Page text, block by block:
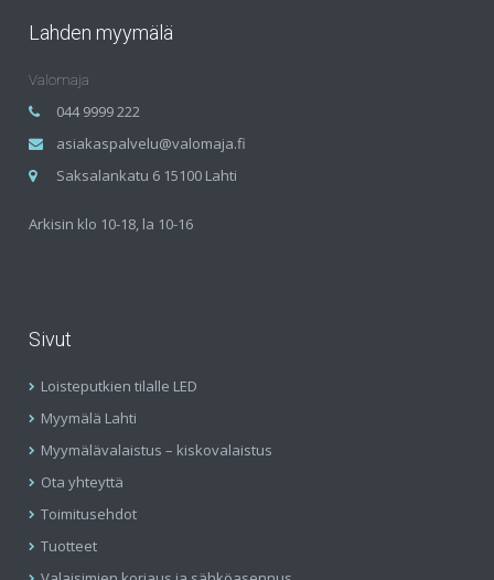
Lahden myymälä
Valomaja
044 9999 222
asiakaspalvelu@valomaja.fi
Saksalankatu 6 15100 Lahti
Arkisin klo 10-18, la 10-16
Sivut
Loisteputkien tilalle LED
Myymälä Lahti
Myymälävalaistus – kiskovalaistus
Ota yhteyttä
Toimitusehdot
Tuotteet